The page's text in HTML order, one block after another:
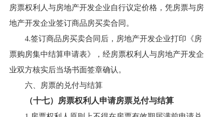
房票权利人与房地产开发企业自行议定价格，凭房票与房
地产开发企业签订商品房买卖合同。
4.签订商品房买卖合同后，房地产开发企业打印《房
票购房集中结算申请表》，经房票权利人与房地产开发企
业双方核实后当场书面签章确认。
六、房票的兑付与结算
（十七） 房票权利人申请房票兑付与结算